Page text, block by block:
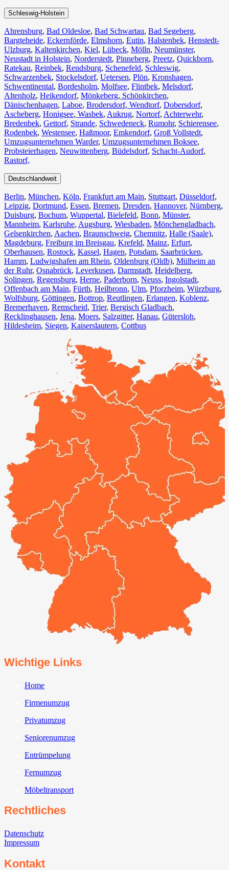
Schleswig-Holstein
Ahrensburg, Bad Oldesloe, Bad Schwartau, Bad Segeberg,
Bargteheide, Eckernförde, Elmshorn, Eutin, Halstenbek, Henstedt-
Ulzburg, Kaltenkirchen, Kiel, Lübeck, Mölln, Neumünster,
Neustadt in Holstein, Norderstedt, Pinneberg, Preetz, Quickborn,
Ratekau, Reinbek, Rendsburg, Schenefeld, Schleswig,
Schwarzenbek, Stockelsdorf, Uetersen, Plön, Kronshagen,
Schwentinental, Bordesholm, Molfsee, Flintbek, Melsdorf,
Altenholz, Heikendorf, Mönkeberg, Schönkirchen,
Dänischenhagen, Laboe, Brodersdorf, Wendtorf, Dobersdorf,
Ascheberg, Honigsee, Wasbek, Aukrug, Nortorf, Achterwehr,
Bredenbek, Gettorf, Strande, Schwedeneck, Rumohr, Schierensee,
Rodenbek, Westensee, Haßmoor, Emkendorf, Groß Vollstedt,
Umzugsunternehmen Warder, Umzugsunternehmen Boksee,
Probsteierhagen, Neuwittenberg, Büdelsdorf, Schacht-Audorf,
Rastorf,
Deutschlandweit
Berlin⁠, München, Köln⁠, Frankfurt am Main, Stuttgart, Düsseldorf,
Leipzig, Dortmund, Essen, Bremen, Dresden, Hannover, Nürnberg,
Duisburg⁠, Bochum, Wuppertal⁠, Bielefeld⁠, Bonn⁠, Münster⁠,
Mannheim, Karlsruhe, Augsburg, Wiesbaden⁠, Mönchengladbach⁠,
Gelsenkirchen⁠, Aachen⁠, Braunschweig, Chemnitz⁠, Halle (Saale)⁠,
Magdeburg, Freiburg im Breisgau⁠, Krefeld⁠, Mainz⁠, Erfurt,
Oberhausen⁠, Rostock⁠, Kassel⁠, Hagen, Potsdam, Saarbrücken⁠,
Hamm, Ludwigshafen am Rhein⁠, Oldenburg (Oldb), Mülheim an
der Ruhr, Osnabrück⁠, Leverkusen, Darmstadt⁠, Heidelberg,
Solingen, Regensburg, Herne⁠, Paderborn, Neuss, Ingolstadt,
Offenbach am Main, Fürth⁠, Heilbronn, Ulm⁠, Pforzheim, Würzburg,
Wolfsburg⁠, Göttingen, Bottrop, Reutlingen, Erlangen⁠, Koblenz,
Bremerhaven⁠, Remscheid, Trier⁠, Bergisch Gladbach,
Recklinghausen, Jena⁠, Moers⁠, Salzgitter⁠, Hanau, Gütersloh,
Hildesheim⁠, Siegen⁠, Kaiserslautern⁠, Cottbus⁠
Wichtige Links
Home
Firmenumzug
Privatumzug
Seniorenumzug
Entrümpelung
Fernumzug
Möbeltransport
Rechtliches
Datenschutz
Impressum
Kontakt